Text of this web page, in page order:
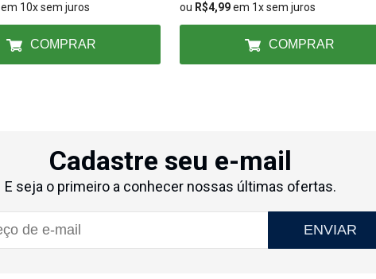
em 10x sem juros
COMPRAR
ou R$4,99em 1x sem juros
COMPRAR
Cadastre seu e-mail
E seja o primeiro a conhecer nossas últimas ofertas.
ENVIAR